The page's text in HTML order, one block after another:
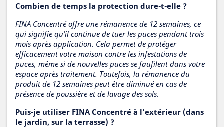
Combien de temps la protection dure-t-elle ?
FINA Concentré offre une rémanence de 12 semaines, ce
qui signifie qu’il continue de tuer les puces pendant trois
mois après application. Cela permet de protéger
efficacement votre maison contre les infestations de
puces, même si de nouvelles puces se faufilent dans votre
espace après traitement. Toutefois, la rémanence du
produit de 12 semaines peut être diminué en cas de
présence de poussière et de lavage des sols.
Puis-je utiliser FINA Concentré à l'extérieur (dans
le jardin, sur la terrasse) ?